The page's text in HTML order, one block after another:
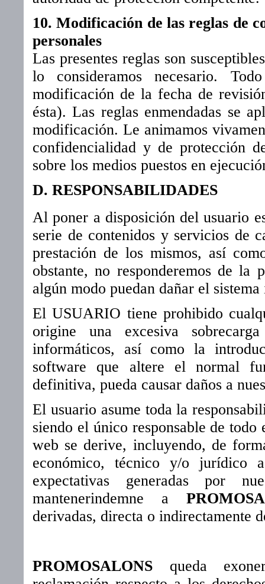
10. Modificación de las reglas de
personales
Las presentes reglas son
lo consideramos necesario.
modificación de la fecha de
ésta). Las reglas enmendadas se
modificación. Le animamos
confidencialidad y de protección
sobre los medios puestos en
D. RESPONSABILIDADES
Al poner a disposición del usuario
serie de contenidos y servicios de
prestación de los mismos, así
obstante, no responderemos de la
algún modo puedan dañar el
El USUARIO tiene prohibido
origine una excesiva
informáticos, así como la
software que altere el normal
definitiva, pueda causar daños a
El usuario asume toda la
siendo el único responsable de
web se derive, incluyendo, de
económico, técnico y/o jurídico
expectativas generadas por
mantenerindemne a
derivadas, directa o indirectamente
PROMOSALONS queda